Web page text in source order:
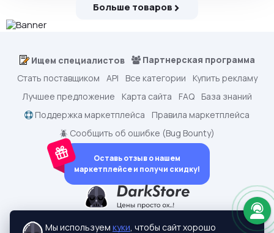
Больше товаров
2015-2026 © dark.shopping
Ищем специалистов
Партнерская программа
Стать поставщиком
API Все категории
Купить рекламу
Лучшее предложение
Карта сайта FAQ
База знаний
Поддержка маркетплейса
Правила маркетплейса
🪲 Сообщить об ошибке (Bug Bounty)
Оставь отзыв о нашем
маркетплейсе и получи скидку!
Мы используем куки, чтобы сайт хорошо